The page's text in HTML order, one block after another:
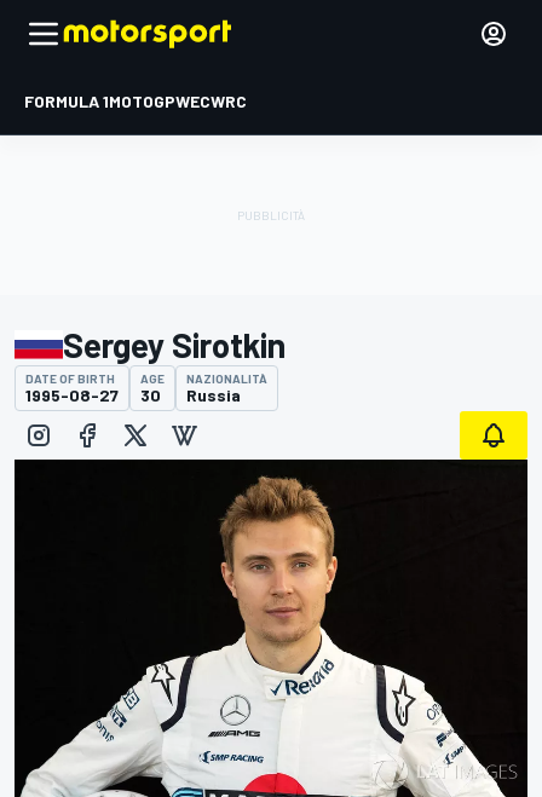
FORMULA 1MOTOGPWECWRC
Sergey Sirotkin
DATE OF BIRTH
1995-08-27
AGE
30
NAZIONALITÀ
Russia